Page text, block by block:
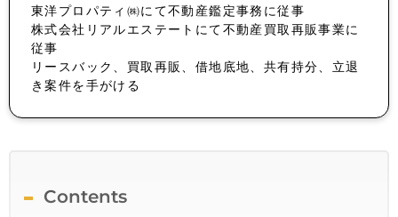
東洋プロパティ㈱にて不動産鑑定事務に従事
株式会社リアルエステートにて不動産買取再販事業に
従事
リースバック、買取再販、借地底地、共有持分、立退
き案件を手がける
Contents